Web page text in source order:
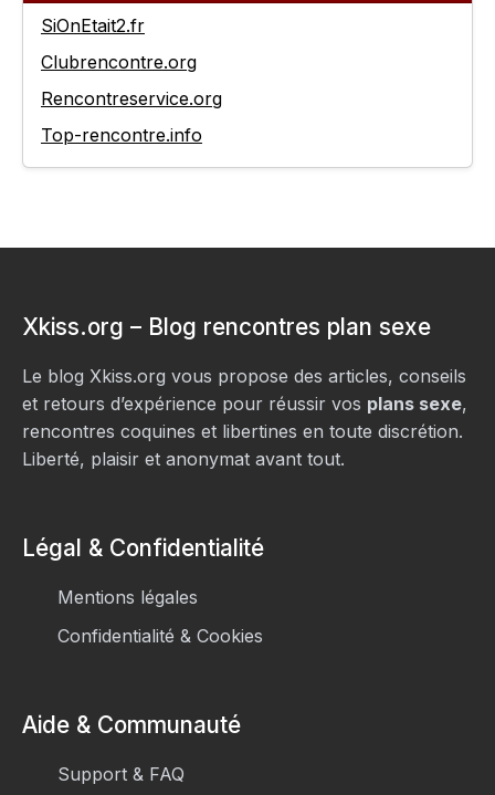
SiOnEtait2.fr
Clubrencontre.org
Rencontreservice.org
Top-rencontre.info
Xkiss.org – Blog rencontres plan sexe
Le blog Xkiss.org vous propose des articles, conseils
et retours d’expérience pour réussir vos plans sexe,
rencontres coquines et libertines en toute discrétion.
Liberté, plaisir et anonymat avant tout.
Légal & Confidentialité
Mentions légales
Confidentialité & Cookies
Aide & Communauté
Support & FAQ